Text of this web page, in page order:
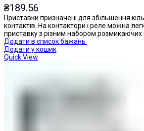
₴189.56
Приставки призначені для збільшення
контактів. На контактори і реле можна
приставку з різним набором розмикаючих і
Додати в список бажань
Додати у кошик
Quick View